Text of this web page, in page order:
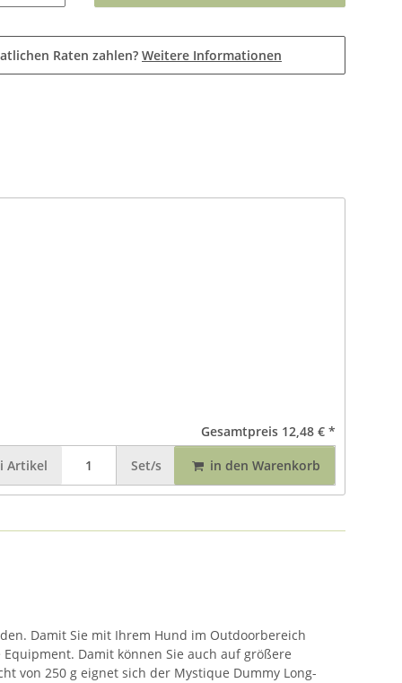
Raten zahlen? Weitere Informationen
Gesamtpreis 12,48 € *
Artikel Set/s in den Warenkorb
Damit Sie mit Ihrem Hund im Outdoorbereich
Damit können Sie auch auf größere
von 250 g eignet sich der Mystique Dummy Long-